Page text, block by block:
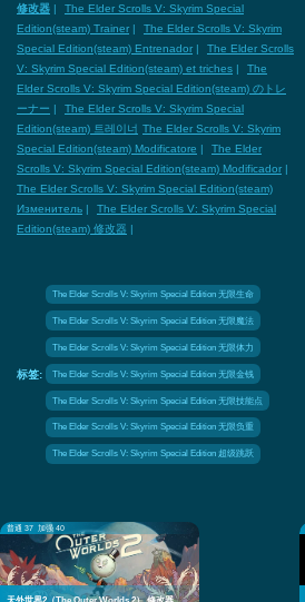
修改器 |
The Elder Scrolls V: Skyrim Special
Edition(steam) Trainer |
The Elder Scrolls V: Skyrim
Special Edition(steam) Entrenador |
The Elder Scrolls
V: Skyrim Special Edition(steam) et triches |
The
Elder Scrolls V: Skyrim Special Edition(steam) のトレ
ーナー |
The Elder Scrolls V: Skyrim Special
Edition(steam) 트레이너 The Elder Scrolls V: Skyrim
Special Edition(steam) Modificatore |
The Elder
Scrolls V: Skyrim Special Edition(steam) Modificador |
The Elder Scrolls V: Skyrim Special Edition(steam)
Изменитель |
The Elder Scrolls V: Skyrim Special
Edition(steam) 修改器 |
标签:
The Elder Scrolls V: Skyrim Special Edition 无限生命
The Elder Scrolls V: Skyrim Special Edition 无限魔法
The Elder Scrolls V: Skyrim Special Edition 无限体力
The Elder Scrolls V: Skyrim Special Edition 无限金钱
The Elder Scrolls V: Skyrim Special Edition 无限技能点
The Elder Scrolls V: Skyrim Special Edition 无限负重
The Elder Scrolls V: Skyrim Special Edition 超级跳跃
普通 37 加强 40